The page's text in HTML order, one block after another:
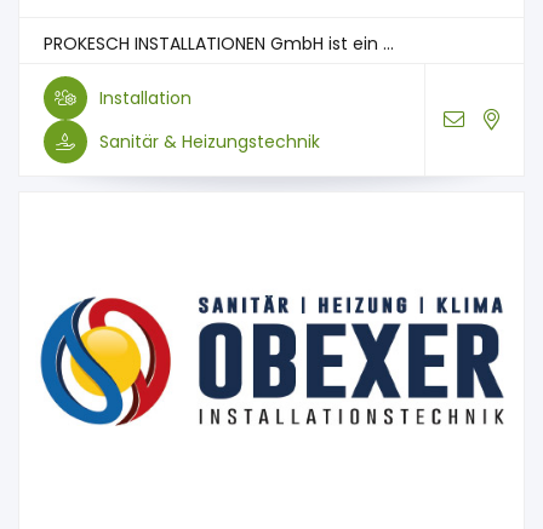
PROKESCH INSTALLATIONEN GmbH ist ein ...
Installation
Sanitär & Heizungstechnik